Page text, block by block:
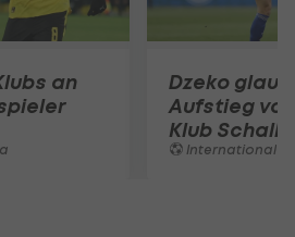
an
Dzeko
Aufstieg
Klub
International